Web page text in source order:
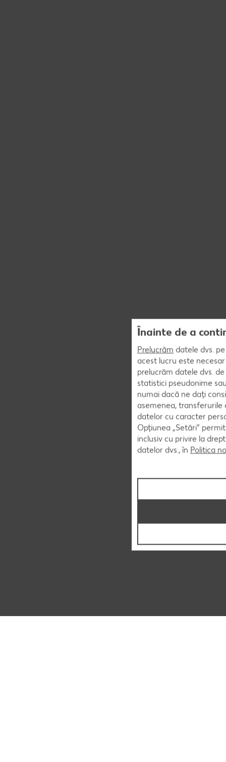
Înainte de a
Prelucrăm datele dvs.
acest lucru este
prelucrăm datele dvs.
statistici pseudonime
numai dacă ne dați
asemenea,
datelor cu caracter
Opțiunea „Setări”
inclusiv cu privire la
datelor dvs., în Politica